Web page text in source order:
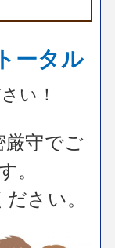
ータル
い！
厳守でご
。
さい。